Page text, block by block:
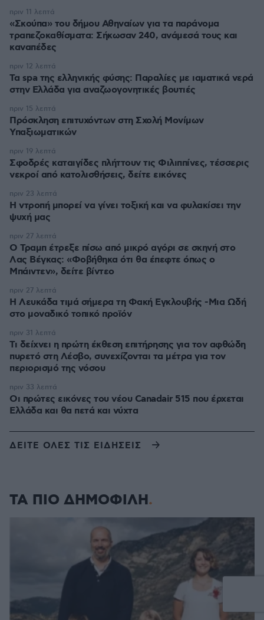
«Σκούπα» του δήμου Αθηναίων για τα παράνομα
τραπεζοκαθίσματα: Σήκωσαν 240, ανάμεσά τους και
καναπέδες
πριν 11 λεπτά
Τα spa της ελληνικής φύσης: Παραλίες με ιαματικά νερά
στην Ελλάδα για αναζωογονητικές βουτιές
πριν 12 λεπτά
Πρόσκληση επιτυχόντων στη Σχολή Μονίμων
Υπαξιωματικών
πριν 15 λεπτά
Σφοδρές καταιγίδες πλήττουν τις Φιλιππίνες, τέσσερις
νεκροί από κατολισθήσεις, δείτε εικόνες
πριν 19 λεπτά
Η ντροπή μπορεί να γίνει τοξική και να φυλακίσει την
ψυχή μας
πριν 23 λεπτά
Ο Τραμπ έτρεξε πίσω από μικρό αγόρι σε σκηνή στο
Λας Βέγκας: «Φοβήθηκα ότι θα έπεφτε όπως ο
Μπάιντεν», δείτε βίντεο
πριν 27 λεπτά
Η Λευκάδα τιμά σήμερα τη Φακή Εγκλουβής -Μια Ωδή
στο μοναδικό τοπικό προϊόν
πριν 27 λεπτά
Τι δείχνει η πρώτη έκθεση επιτήρησης για τον αφθώδη
πυρετό στη Λέσβο, συνεχίζονται τα μέτρα για τον
περιορισμό της νόσου
πριν 31 λεπτά
Οι πρώτες εικόνες του νέου Canadair 515 που έρχεται
Ελλάδα και θα πετά και νύχτα
πριν 33 λεπτά
ΔΕΙΤΕ ΟΛΕΣ ΤΙΣ ΕΙΔΗΣΕΙΣ
ΤΑ ΠΙΟ ΔΗΜΟΦΙΛΗ